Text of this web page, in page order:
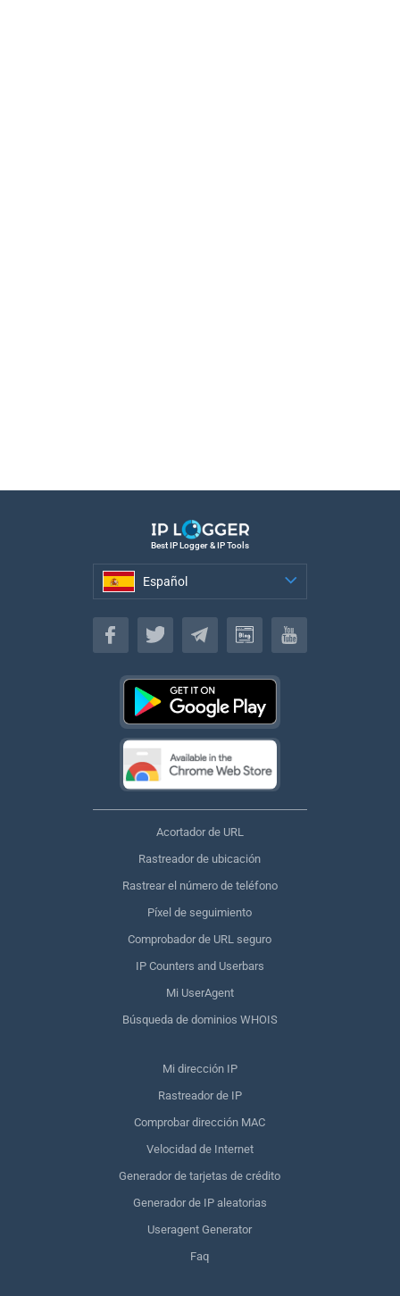
Best IP Logger & IP Tools
Español
Español
Acortador de URL
Rastreador de ubicación
Rastrear el número de teléfono
Píxel de seguimiento
Comprobador de URL seguro
IP Counters and Userbars
Mi UserAgent
Búsqueda de dominios WHOIS
Mi dirección IP
Rastreador de IP
Comprobar dirección MAC
Velocidad de Internet
Generador de tarjetas de crédito
Generador de IP aleatorias
Useragent Generator
Faq